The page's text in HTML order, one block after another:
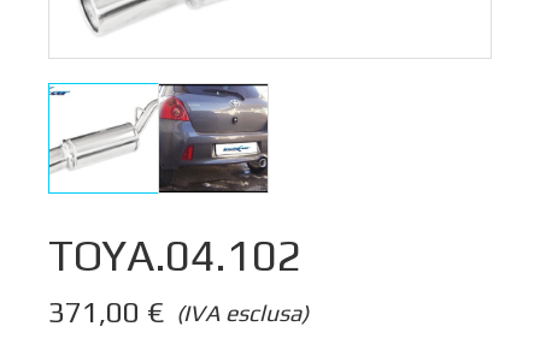
TOYA.04.102
(IVA esclusa)
371,00 €